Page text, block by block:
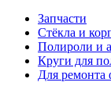
Запчасти
Стёкла и
Полироли и
Круги для
Для ремонта